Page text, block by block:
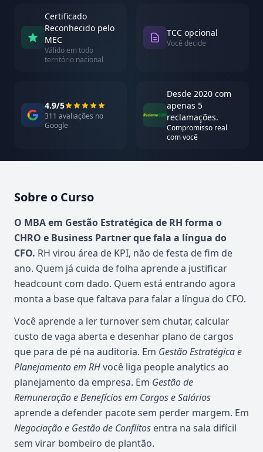
Certificado
Reconhecido pelo
MEC
Válido em todo
território nacional
TCC opcional
Você decide
4.9/5
311 avaliações no
Google
Desde 2020 com
apenas 5
reclamações.
Compromisso real
com você
Sobre o Curso
Atualizado em abril de 2026
O MBA em Gestão Estratégica de RH forma o
CHRO e Business Partner que fala a língua do
CFO. RH virou área de KPI, não de festa de fim de
ano. Quem já cuida de folha aprende a justificar
headcount com dado. Quem está entrando agora
monta a base que faltava para falar a língua do CFO.
Você aprende a ler turnover sem chutar, calcular
custo de vaga aberta e desenhar plano de cargos
que para de pé na auditoria. Em Gestão Estratégica e
Planejamento em RHvocê liga people analytics ao
planejamento da empresa. Em Gestão de
Remuneração e Benefícios em Cargos e Salários
aprende a defender pacote sem perder margem. Em
Negociação e Gestão de Conflitos entra na sala difícil
sem virar bombeiro de plantão.